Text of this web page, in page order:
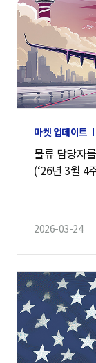
마켓 업데이트
물류 담당자
(‘26년 3월 4
2026-03-24